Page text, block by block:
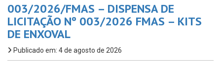
003/2026/FMAS – DISPENSA DE
LICITAÇÃO Nº 003/2026 FMAS – KITS
DE ENXOVAL
Publicado em: 4 de agosto de 2026